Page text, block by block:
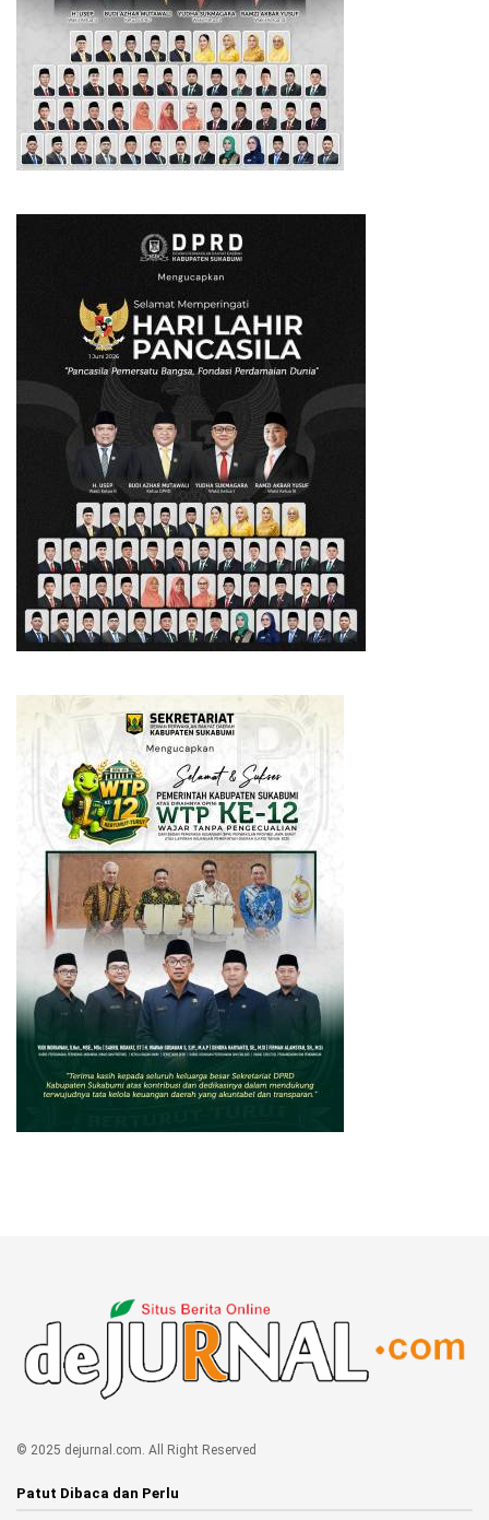
© 2025 dejurnal.com. All Right Reserved
Patut Dibaca dan Perlu